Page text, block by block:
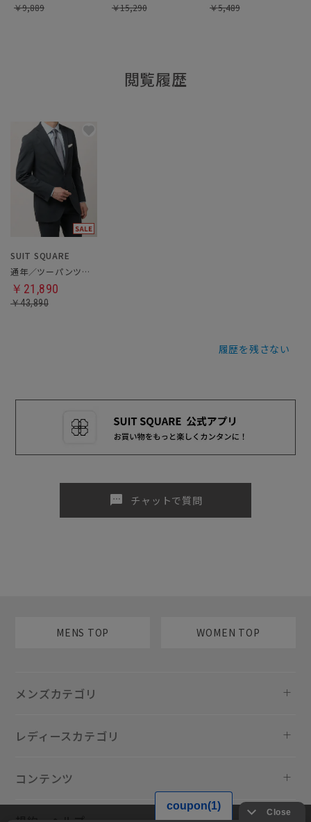
￥9,889 ￥15,290 ￥5,489
閲覧履歴
SUIT SQUARE
通年／ツーパンツスーツ
￥21,890
￥43,890
履歴を残さない
sms チャットで質問
MENS TOP WOMEN TOP
メンズカテゴリ
レディースカテゴリ
コンテンツ